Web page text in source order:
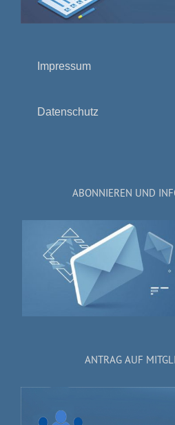
Impressum
Datenschutz
ABONNIEREN UND
ANTRAG AUF